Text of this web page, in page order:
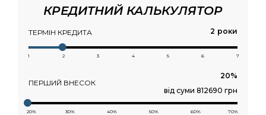
КРЕДИТНИЙ КАЛЬКУЛЯТОР
ТЕРМІН КРЕДИТА роки
1 2 3 4 5 6 7
ПЕРШИЙ ВНЕСОК
від суми 812690 грн
20% 30% 40% 50% 60% 70%